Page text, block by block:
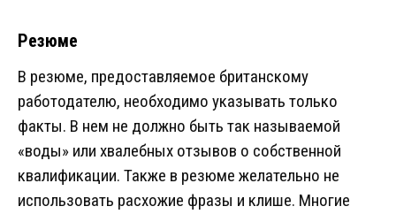
Резюме
В резюме, предоставляемое британскому
работодателю, необходимо указывать только
факты. В нем не должно быть так называемой
«воды» или хвалебных отзывов о собственной
квалификации. Также в резюме желательно не
использовать расхожие фразы и клише. Многие